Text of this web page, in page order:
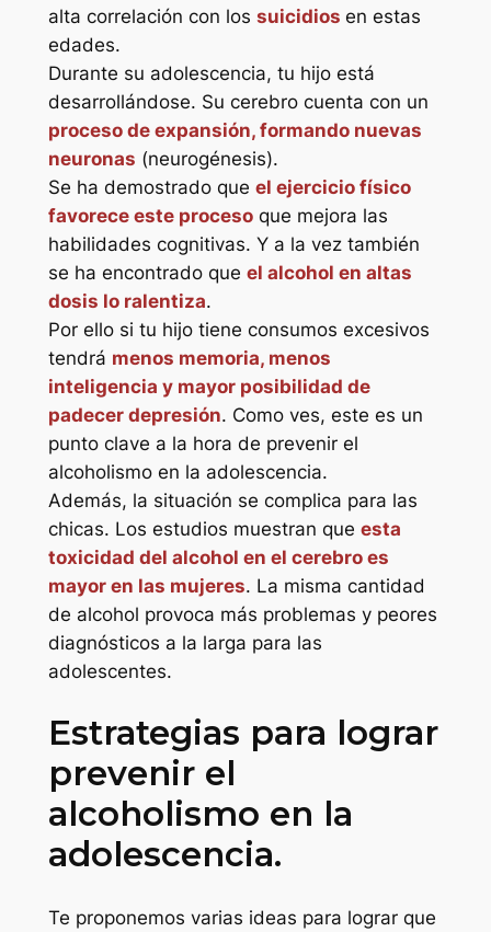
alta correlación con los suicidios en estas
edades.
Durante su adolescencia, tu hijo está
desarrollándose. Su cerebro cuenta con un
proceso de expansión, formando nuevas
neuronas (neurogénesis).
Se ha demostrado que el ejercicio físico
favorece este procesoque mejora las
habilidades cognitivas. Y a la vez también
se ha encontrado que el alcohol en altas
dosis lo ralentiza.
Por ello si tu hijo tiene consumos excesivos
tendrá menos memoria, menos
inteligencia y mayor posibilidad de
padecer depresión. Como ves, este es un
punto clave a la hora de prevenir el
alcoholismo en la adolescencia.
Además, la situación se complica para las
chicas. Los estudios muestran que esta
toxicidad del alcohol en el cerebro es
mayor en las mujeres. La misma cantidad
de alcohol provoca más problemas y peores
diagnósticos a la larga para las
adolescentes.
Estrategias para lograr
prevenir el
alcoholismo en la
adolescencia.
Te proponemos varias ideas para lograr que